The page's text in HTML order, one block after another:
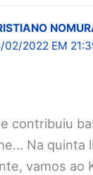
02/2022 EM
contribuiu
Na quinta
vamos ao